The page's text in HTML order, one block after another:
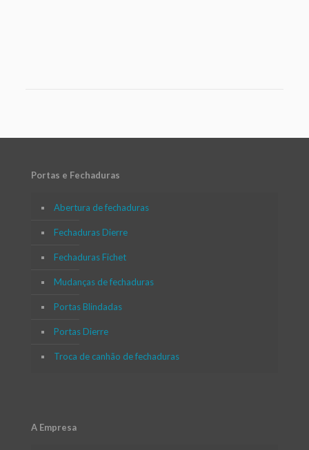
Portas e Fechaduras
Abertura de fechaduras
Fechaduras Dierre
Fechaduras Fichet
Mudanças de fechaduras
Portas Blindadas
Portas Dierre
Troca de canhão de fechaduras
A Empresa